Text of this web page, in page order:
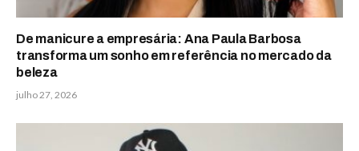
De manicure a empresária: Ana Paula Barbosa
transforma um sonho em referência no mercado da
beleza
julho 27, 2026